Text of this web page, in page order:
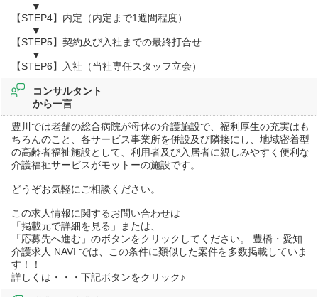
▼
【STEP4】内定（内定まで1週間程度）
▼
【STEP5】契約及び入社までの最終打合せ
▼
【STEP6】入社（当社専任スタッフ立会）
コンサルタント
から一言
豊川では老舗の総合病院が母体の介護施設で、福利厚生の充実はも
ちろんのこと、各サービス事業所を併設及び隣接にし、地域密着型
の高齢者福祉施設として、利用者及び入居者に親しみやすく便利な
介護福祉サービスがモットーの施設です。
どうぞお気軽にご相談ください。
この求人情報に関するお問い合わせは
「掲載元で詳細を見る」または、
「応募先へ進む」のボタンをクリックしてください。 豊橋・愛知
介護求人 NAVI では、この条件に類似した案件を多数掲載していま
す！！
詳しくは・・・下記ボタンをクリック♪